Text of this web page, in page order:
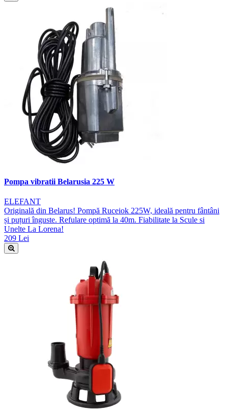
Pompa vibratii Belarusia 225 W
ELEFANT
Originală din Belarus! Pompă Ruceiok 225W, ideală pentru fântâni
și puțuri înguste. Refulare optimă la 40m. Fiabilitate la Scule si
Unelte La Lorena!
209 Lei